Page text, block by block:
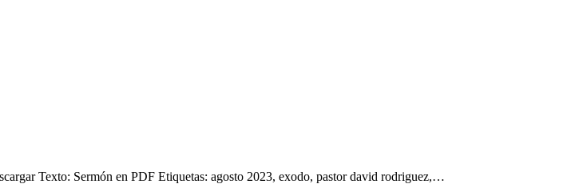
Texto: Sermón en PDF Etiquetas: agosto 2023, exodo, pastor david rodriguez,…